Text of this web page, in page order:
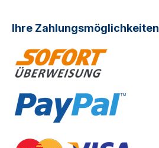
Ihre Zahlungsmöglichkeiten